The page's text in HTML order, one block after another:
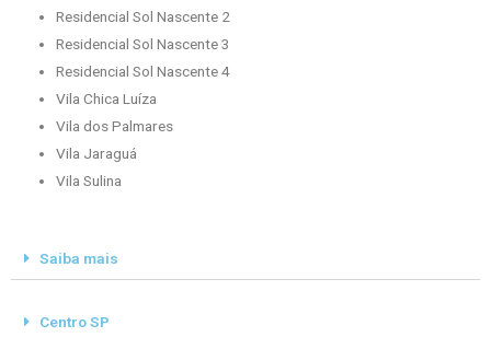
Residencial Sol Nascente 2
Residencial Sol Nascente 3
Residencial Sol Nascente 4
Vila Chica Luíza
Vila dos Palmares
Vila Jaraguá
Vila Sulina
Saiba mais
Centro SP